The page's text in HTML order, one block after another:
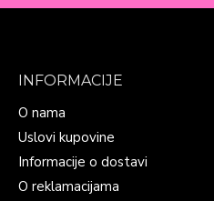
INFORMACIJE
O nama
Uslovi kupovine
Informacije o dostavi
O reklamacijama